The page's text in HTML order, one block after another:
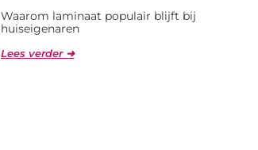
Waarom laminaat populair blijft bij
huiseigenaren
Lees verder ➜